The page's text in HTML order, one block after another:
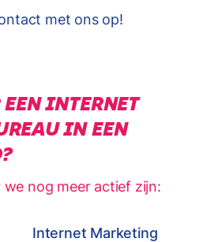
met ons op!
INTERNET
IN EEN
nog meer actief zijn:
Internet Marketing